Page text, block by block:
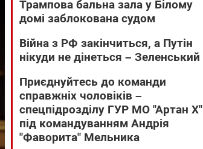
Трампова бальна зала у Білому
домі заблокована судом
Війна з РФ закінчиться, а Путін
нікуди не дінеться – Зеленський
Приєднуйтесь до команди
справжніх чоловіків –
спецпідрозділу ГУР МО "Артан Х"
під командуванням Андрія
"Фаворита" Мельника